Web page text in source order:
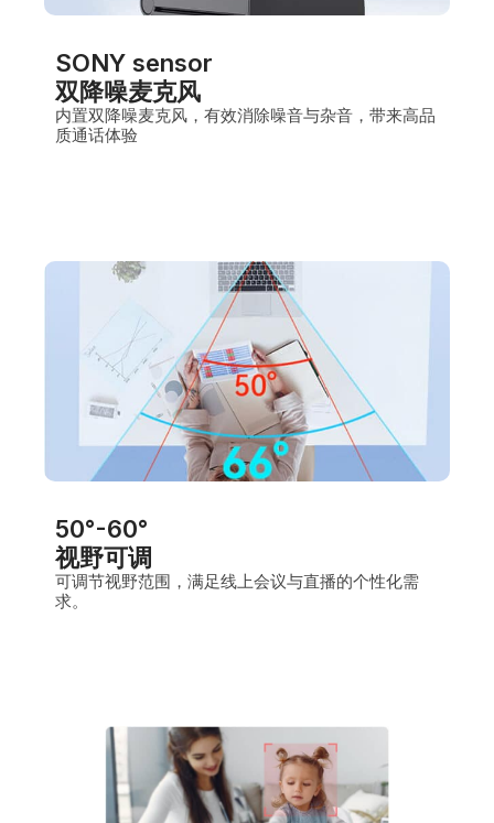
SONY sensor
双降噪麦克风
内置双降噪麦克风，有效消除噪音与杂音，带来高品
质通话体验
50°-60°
视野可调
可调节视野范围，满足线上会议与直播的个性化需
求。